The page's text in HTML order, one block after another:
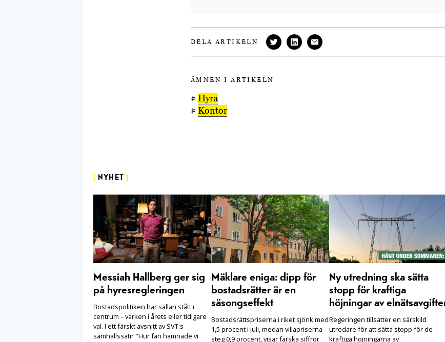
DELA ARTIKELN
ÄMNEN I ARTIKELN
# Hyra
# Kontor
NYHET
Messiah Hallberg ger sig
på hyresregleringen
Bostadspolitiken har sällan stått i
centrum – varken i årets eller tidigare
val. I ett färskt avsnitt av SVT:s
samhällssatir "Hur fan hamnade vi
Mäklare eniga: dipp för
bostadsrätter är en
säsongseffekt
Bostadsrättspriserna i riket sjönk med
1,5 procent i juli, medan villapriserna
steg 0,9 procent, visar färska siffror
Ny utredning ska sätta
stopp för kraftiga
höjningar av
Regeringen tillsätter en särskild
utredare för att sätta stopp för de
kraftiga höjningarna av